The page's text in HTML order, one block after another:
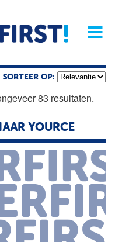
Magazine
SORTEER OP:
83 resultaten.
YOURCE